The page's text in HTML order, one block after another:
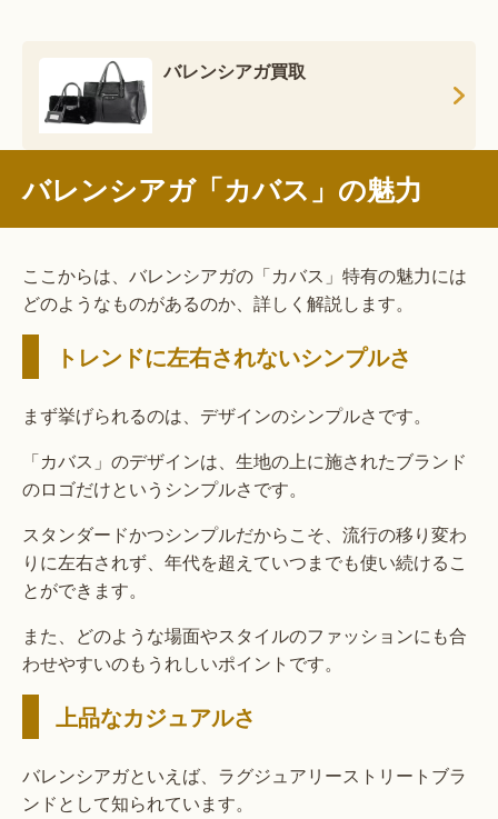
バレンシアガ買取
バレンシアガ「カバス」の魅力
ここからは、バレンシアガの「カバス」特有の魅力には
どのようなものがあるのか、詳しく解説します。
トレンドに左右されないシンプルさ
まず挙げられるのは、デザインのシンプルさです。
「カバス」のデザインは、生地の上に施されたブランド
のロゴだけというシンプルさです。
スタンダードかつシンプルだからこそ、流行の移り変わ
りに左右されず、年代を超えていつまでも使い続けるこ
とができます。
また、どのような場面やスタイルのファッションにも合
わせやすいのもうれしいポイントです。
上品なカジュアルさ
バレンシアガといえば、ラグジュアリーストリートブラ
ンドとして知られています。